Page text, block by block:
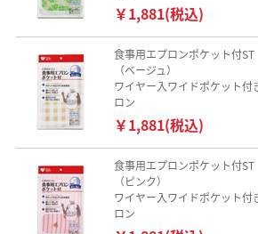
￥1,881(税込)
食事用エプロンポケット付
（ベージュ）
ワイヤー入ワイドポケット付
ロン
￥1,881(税込)
食事用エプロンポケット付
（ピンク）
ワイヤー入ワイドポケット付
ロン